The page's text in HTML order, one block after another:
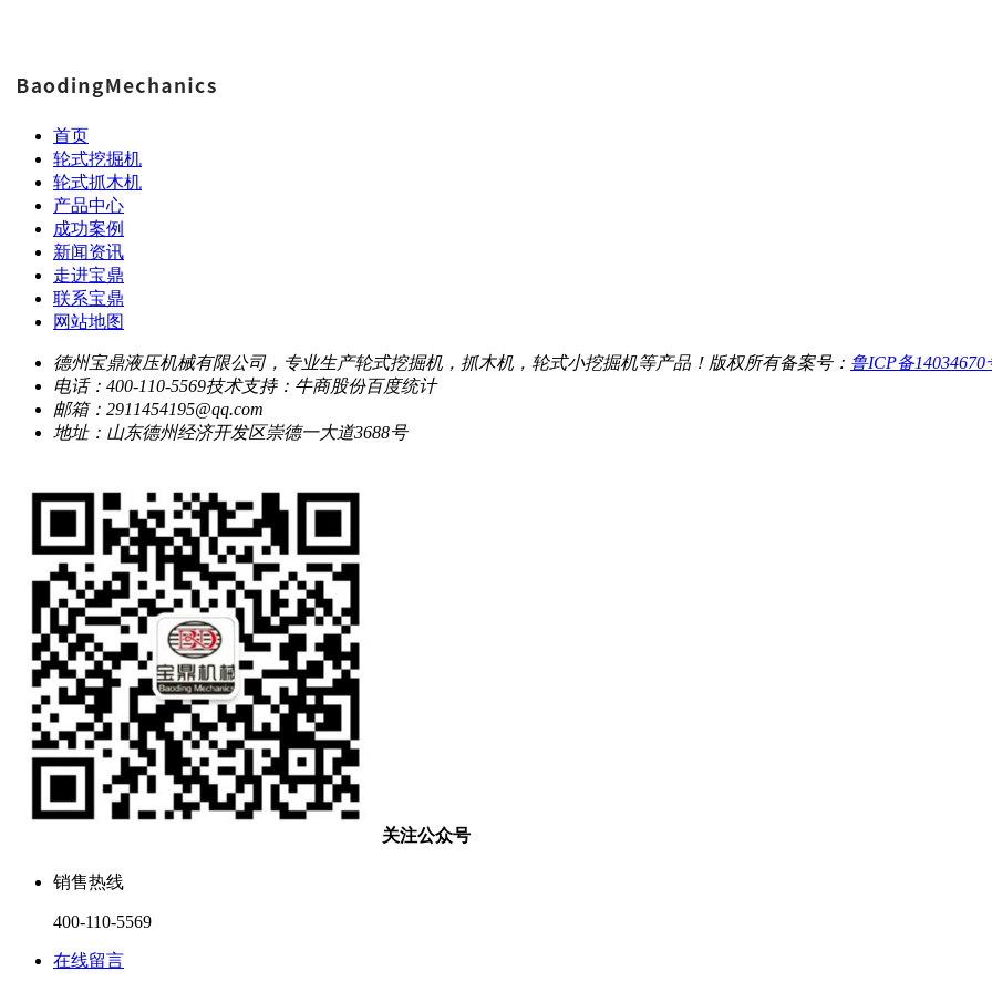
首页
轮式挖掘机
轮式抓木机
产品中心
成功案例
新闻资讯
走进宝鼎
联系宝鼎
网站地图
德州宝鼎液压机械有限公司，专业生产轮式挖掘机，抓木机，轮式小挖掘机等产品！ 版权所有备案号： 鲁ICP备14034670
电话：400-110-5569技术支持：牛商股份百度统计
邮箱：2911454195@qq.com
地址：山东德州经济开发区崇德一大道3688号
关注公众号
销售热线
400-110-5569
在线留言